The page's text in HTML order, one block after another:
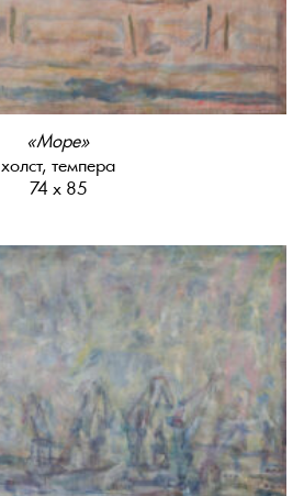
«Море»
холст, темпера
74 х 85